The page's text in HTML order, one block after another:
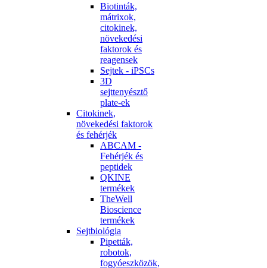
Biotinták,
mátrixok,
citokinek,
növekedési
faktorok és
reagensek
Sejtek - iPSCs
3D
sejttenyésztő
plate-ek
Citokinek,
növekedési faktorok
és fehérjék
ABCAM -
Fehérjék és
peptidek
QKINE
termékek
TheWell
Bioscience
termékek
Sejtbiológia
Pipetták,
robotok,
fogyóeszközök,